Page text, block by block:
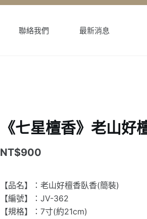
聯絡我們 最新消息
《七星檀香》老山好
NT$900
【品名】：老山好檀香臥香(簡裝)
【編號】：JV-362
【規格】：7寸(約21cm)